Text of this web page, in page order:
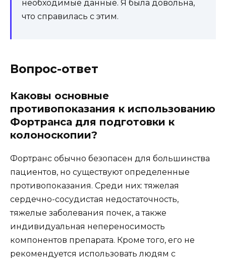
необходимые данные. Я была довольна,
что справилась с этим.
Вопрос-ответ
Каковы основные
противопоказания к использованию
Фортранса для подготовки к
колоноскопии?
Фортранс обычно безопасен для большинства
пациентов, но существуют определенные
противопоказания. Среди них: тяжелая
сердечно-сосудистая недостаточность,
тяжелые заболевания почек, а также
индивидуальная непереносимость
компонентов препарата. Кроме того, его не
рекомендуется использовать людям с